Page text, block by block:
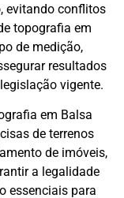
evitando conflitos
topografia em
de medição,
resultados
vigente.
em Balsa
de terrenos
de imóveis,
a legalidade
essenciais para